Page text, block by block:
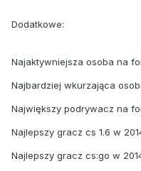
Dodatkowe:
Najaktywniejsza osoba na
Najbardziej wkurzająca
Największy podrywacz na
Najlepszy gracz cs 1.6 w
Najlepszy gracz cs:go w